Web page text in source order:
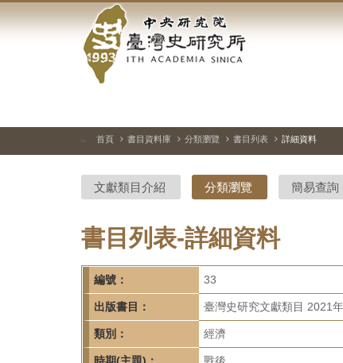
到
中
央
研
院-
臺
灣
史
研
究
所-
::: 首頁 書目資料庫 分類瀏覽 書目列表 詳細資料
文獻類目介紹 分類瀏覽 簡易查詢
書目列表-詳細資料
編號： 33
出版書目： 臺灣史研究文獻類目 2021
類別： 經濟